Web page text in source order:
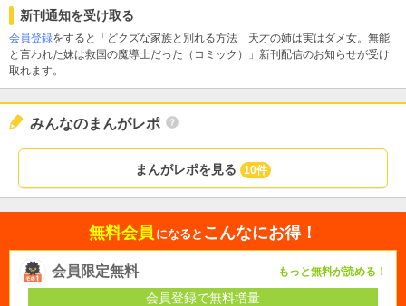
新刊通知を受け取る
会員登録をすると「どクズな家族と別れる方法 天才の姉は実はダメ女。無能
と言われた妹は救国の魔導士だった（コミック）」新刊配信のお知らせが受け
取れます。
みんなのまんがレポ
まんがレポを見る 10件
無料会員 になると こんなにお得！
会員限定無料 もっと無料が読める！
会員登録で無料増量